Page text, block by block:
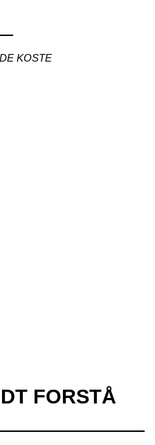
KOSTE
FORSTÅ